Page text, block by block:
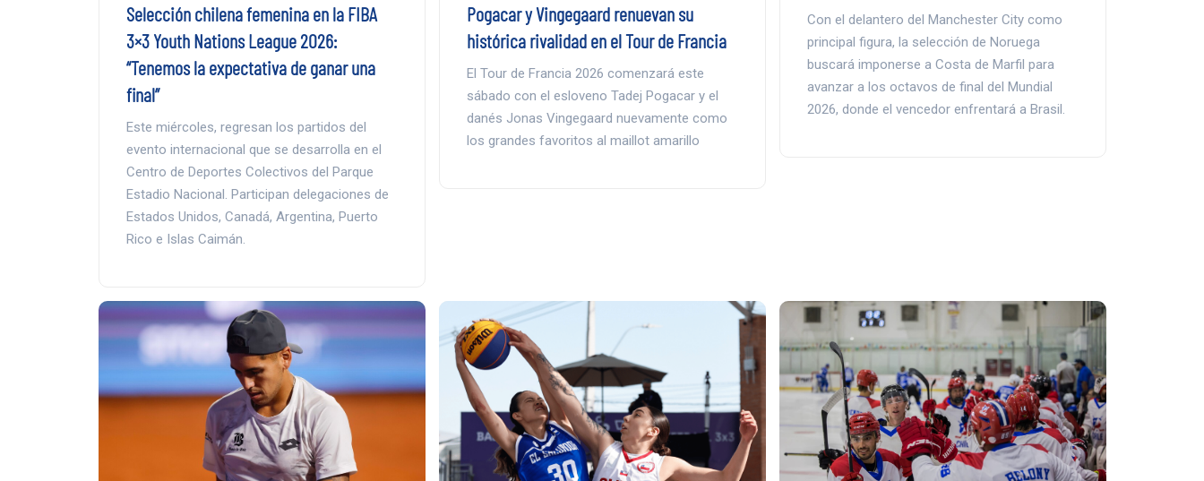
Selección chilena femenina en la FIBA
3×3 Youth Nations League 2026:
“Tenemos la expectativa de ganar una
final”
Este miércoles, regresan los partidos del
evento internacional que se desarrolla en el
Centro de Deportes Colectivos del Parque
Estadio Nacional. Participan delegaciones de
Estados Unidos, Canadá, Argentina, Puerto
Rico e Islas Caimán.
Pogacar y Vingegaard renuevan su
histórica rivalidad en el Tour de Francia
El Tour de Francia 2026 comenzará este
sábado con el esloveno Tadej Pogacar y el
danés Jonas Vingegaard nuevamente como
los grandes favoritos al maillot amarillo
Con el delantero del Manchester City como
principal figura, la selección de Noruega
buscará imponerse a Costa de Marfil para
avanzar a los octavos de final del Mundial
2026, donde el vencedor enfrentará a Brasil.